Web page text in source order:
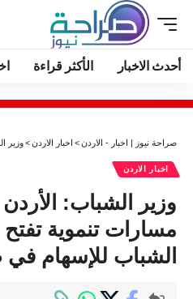
أحدث الاخبار الأكثر قراءة
صراحة نيوز | اخبار - الاردن> اخبار الاردن>وزير
اخبار الاردن
وزير الشباب:
مسارات تنموية تفتح
الشباب للإسهام